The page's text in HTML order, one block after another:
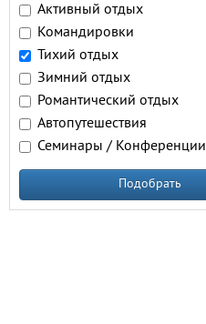
Активный отдых
Командировки
Тихий отдых
Зимний отдых
Романтический отдых
Автопутешествия
Семинары / Конференции
Подобрать